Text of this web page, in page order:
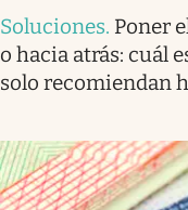
Soluciones. Poner
o hacia atrás: cuál
solo recomiendan